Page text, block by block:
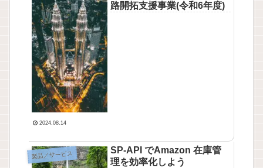
路開拓支援事業(令和6年度)
2024.08.14
製品／サービス
SP-API でAmazon 在庫管
理を効率化しよう